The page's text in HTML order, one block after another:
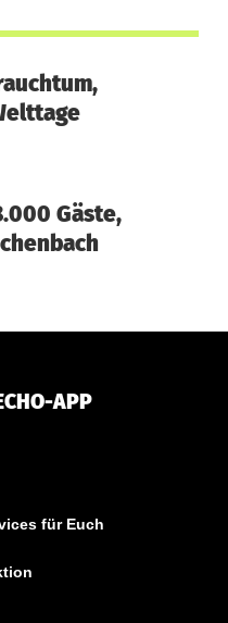
Gäste,
APP
für Euch